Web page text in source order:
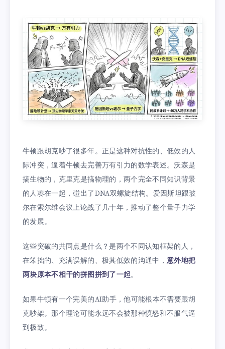
牛顿跟胡克吵了很多年。正是这种对抗性的、低效的人
际冲突，逼着牛顿去完善万有引力的数学表述。沃森是
搞生物的，克里克是搞物理的，两个完全不同知识背景
的人凑在一起，碰出了DNA双螺旋结构。爱因斯坦跟玻
尔在索尔维会议上论战了几十年，推动了整个量子力学
的发展。
这些突破的共同点是什么？是两个不同认知框架的人，
在笨拙的、充满误解的、极其低效的沟通中，意外地把
两块原本不相干的拼图拼到了一起。
如果牛顿有一个完美的AI助手，他可能根本不需要跟胡
克吵架。那个理论可能永远不会被那种愤怒和不服气逼
到极致。